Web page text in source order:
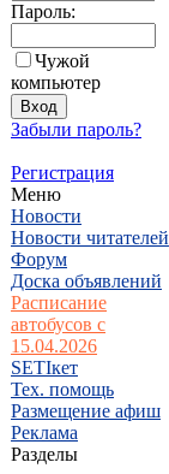
Пароль:
Чужой
компьютер
Забыли пароль?
Регистрация
Меню
Новости
Новости читателей
Форум
Доска объявлений
Расписание
автобусов с
15.04.2026
SETIкет
Тех. помощь
Размещение афиш
Реклама
Разделы